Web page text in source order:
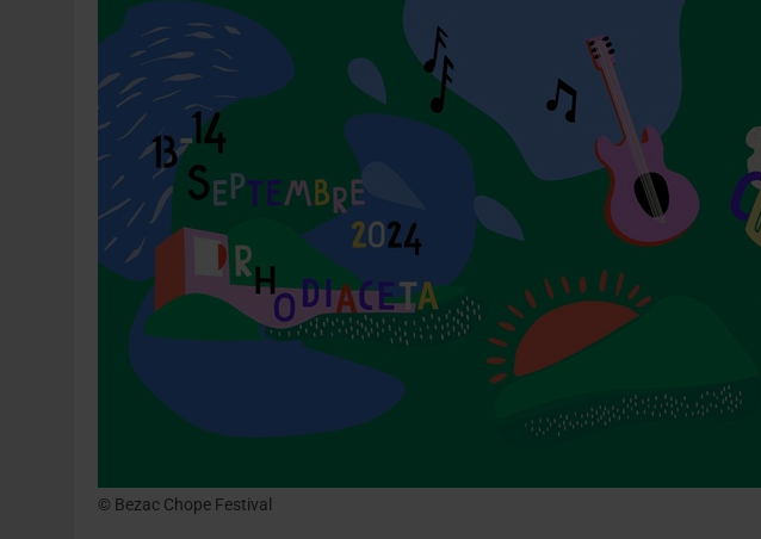
31 JUILLET 2026 | JUIN EN CHR : LA BIÈRE RESTE EN TÊTE, POURSUIVIE PAR LES NO/LOW [ÉTUDE]
6 AOÛT 2026 SAVERNE : LA FÊTE DE LA BIÈRE SOUFFLE SA 15E BOUGIE
© Bezac Chope Festival